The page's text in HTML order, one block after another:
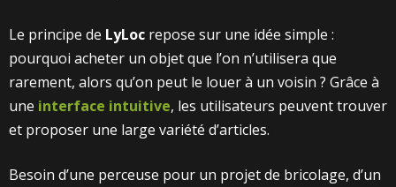
Le principe de LyLoc repose sur une idée simple :
pourquoi acheter un objet que l’on n’utilisera que
rarement, alors qu’on peut le louer à un voisin ? Grâce à
une interface intuitive, les utilisateurs peuvent trouver
et proposer une large variété d’articles.
Besoin d’une perceuse pour un projet de bricolage, d’un